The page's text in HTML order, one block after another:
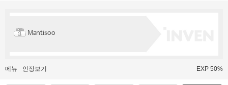
Mantisoo
메뉴 인장보기 EXP 50%